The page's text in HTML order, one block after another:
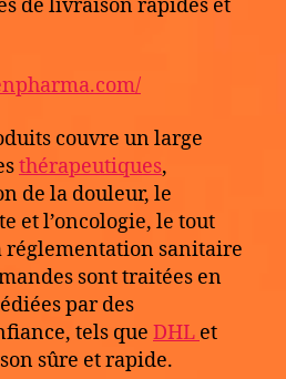
de livraison rapides et
couvre un large
thérapeutiques,
de la douleur, le
et l’oncologie, le tout
réglementation sanitaire
sont traitées en
par des
tels que DHL et
sûre et rapide.